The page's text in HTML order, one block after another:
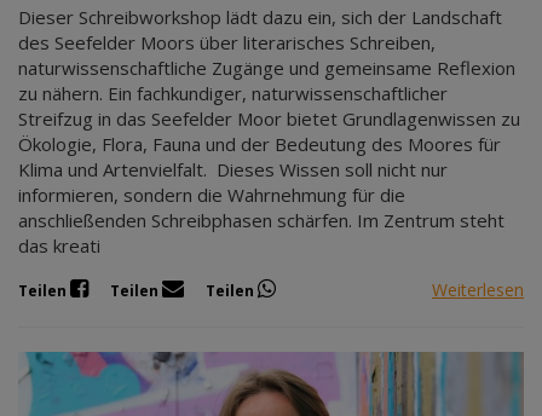
Dieser Schreibworkshop lädt dazu ein, sich der Landschaft
des Seefelder Moors über literarisches Schreiben,
naturwissenschaftliche Zugänge und gemeinsame Reflexion
zu nähern. Ein fachkundiger, naturwissenschaftlicher
Streifzug in das Seefelder Moor bietet Grundlagenwissen zu
Ökologie, Flora, Fauna und der Bedeutung des Moores für
Klima und Artenvielfalt. Dieses Wissen soll nicht nur
informieren, sondern die Wahrnehmung für die
anschließenden Schreibphasen schärfen. Im Zentrum steht
das kreati
Teilen Teilen Teilen Weiterlesen